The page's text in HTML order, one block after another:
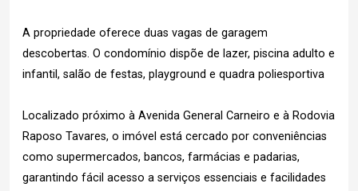
A propriedade oferece duas vagas de garagem
descobertas. O condomínio dispõe de lazer, piscina adulto e
infantil, salão de festas, playground e quadra poliesportiva
Localizado próximo à Avenida General Carneiro e à Rodovia
Raposo Tavares, o imóvel está cercado por conveniências
como supermercados, bancos, farmácias e padarias,
garantindo fácil acesso a serviços essenciais e facilidades